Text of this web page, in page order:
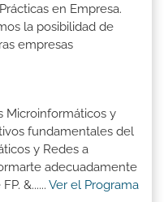
en Empresa.
la posibilidad de
empresas
Microinformáticos y
fundamentales del
y Redes a
adecuadamente
&...... Ver el Programa